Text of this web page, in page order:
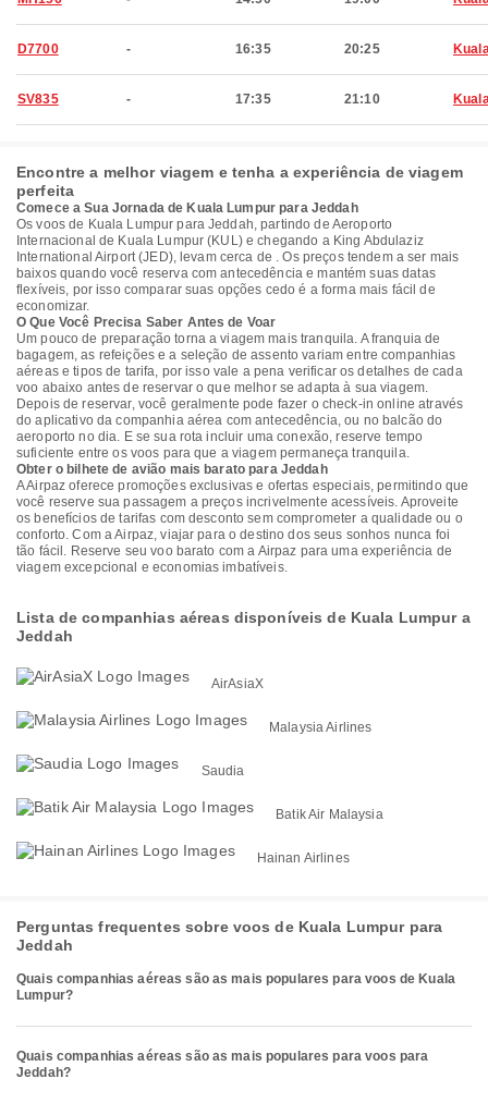
D7700 - 16:35 20:25
SV835 - 17:35 21:10
Encontre a melhor viagem e tenha a experiência de viagem
perfeita
Comece a Sua Jornada de Kuala Lumpur para Jeddah
Os voos de Kuala Lumpur para Jeddah, partindo de Aeroporto
Internacional de Kuala Lumpur (KUL) e chegando a King Abdulaziz
International Airport (JED), levam cerca de . Os preços tendem a ser mais
baixos quando você reserva com antecedência e mantém suas datas
flexíveis, por isso comparar suas opções cedo é a forma mais fácil de
economizar.
O Que Você Precisa Saber Antes de Voar
Um pouco de preparação torna a viagem mais tranquila. A franquia de
bagagem, as refeições e a seleção de assento variam entre companhias
aéreas e tipos de tarifa, por isso vale a pena verificar os detalhes de cada
voo abaixo antes de reservar o que melhor se adapta à sua viagem.
Depois de reservar, você geralmente pode fazer o check-in online através
do aplicativo da companhia aérea com antecedência, ou no balcão do
aeroporto no dia. E se sua rota incluir uma conexão, reserve tempo
suficiente entre os voos para que a viagem permaneça tranquila.
Obter o bilhete de avião mais barato para Jeddah
A Airpaz oferece promoções exclusivas e ofertas especiais, permitindo que
você reserve sua passagem a preços incrivelmente acessíveis. Aproveite
os benefícios de tarifas com desconto sem comprometer a qualidade ou o
conforto. Com a Airpaz, viajar para o destino dos seus sonhos nunca foi
tão fácil. Reserve seu voo barato com a Airpaz para uma experiência de
viagem excepcional e economias imbatíveis.
Lista de companhias aéreas disponíveis de Kuala Lumpur a
Jeddah
AirAsiaX
Malaysia Airlines
Saudia
Batik Air Malaysia
Hainan Airlines
Perguntas frequentes sobre voos de Kuala Lumpur para
Jeddah
Quais companhias aéreas são as mais populares para voos de Kuala
Lumpur?
Quais companhias aéreas são as mais populares para voos para
Jeddah?